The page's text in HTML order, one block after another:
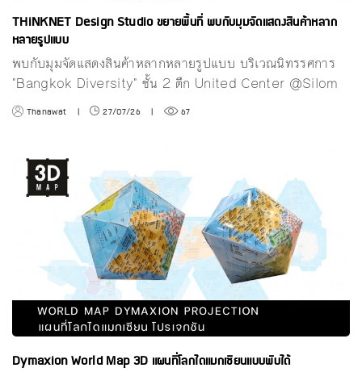
THiNKNET Design Studio ขยายพื้นที่ พบกับมุมจัดแสดงสินค้าหลาก
หลายรูปแบบ
พบกับมุมจัดแสดงสินค้าหลากหลายรูปแบบ บริเวณนิทรรศการ
"Bangkok Diversity" ชั้น 2 ตึก United Center @Silom
Thanawat | 27/07/26 | 67
Dymaxion World Map 3D แผนที่โลกไดแมกเซียนแบบพับได้